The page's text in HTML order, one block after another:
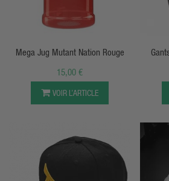
APERÇU RAPIDE
Mega Jug Mutant Nation Rouge
15,00 €
VOIR L’ARTICLE